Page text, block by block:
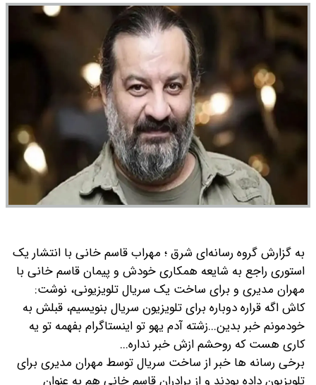
به گزارش گروه رسانه‌ای شرق ؛ مهراب قاسم خانی با انتشار یک
استوری راجع به شایعه همکاری خودش و پیمان قاسم خانی با
مهران مدیری و برای ساخت یک سریال تلویزیونی، نوشت:
کاش اگه قراره دوباره برای تلویزیون سریال بنویسیم، قبلش به
خودمونم خبر بدین...زشته آدم یهو تو اینستاگرام بفهمه تو یه
کاری هست که روحشم ازش خبر نداره...
برخی رسانه ها خبر از ساخت سریال توسط مهران مدیری برای
تلویزیون داده بودند و از برادران قاسم خانی هم به عنوان